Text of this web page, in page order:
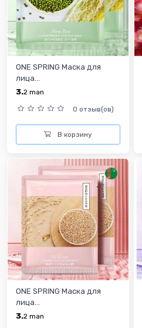
ONE SPRING Маска для
лица...
3.2 man
0 отзыв(ов)
В корзину
ONE SPRING Маска для
лица...
3.2 man